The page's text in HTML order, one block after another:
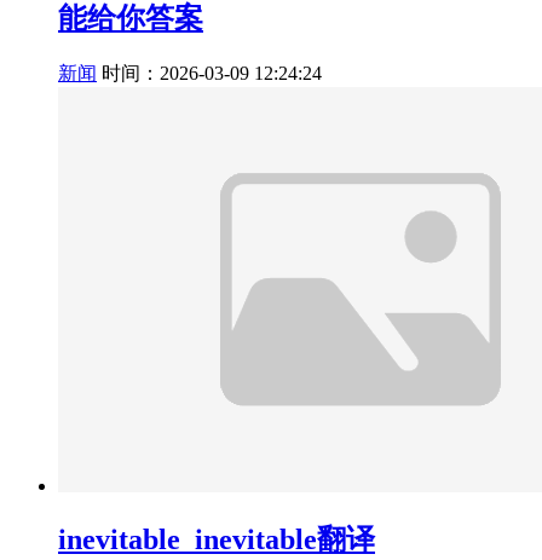
能给你答案
新闻 时间：2026-03-09 12:24:24
inevitable_inevitable翻译